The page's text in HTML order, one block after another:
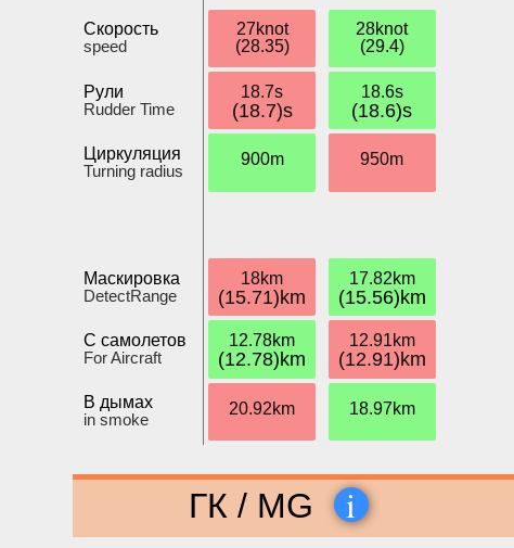
Скорость
speed
Рули
Rudder Time
Циркуляция
Turning radius
Маскировка
DetectRange
С самолетов
For Aircraft
В дымах
in smoke
27knot
(28.35)
18.7s
(18.7)s
900m
18km
(15.71)km
12.78km
(12.78)km
20.92km
28knot
(29.4)
18.6s
(18.6)s
950m
17.82km
(15.56)km
12.91km
(12.91)km
18.97km
ГК / MG i